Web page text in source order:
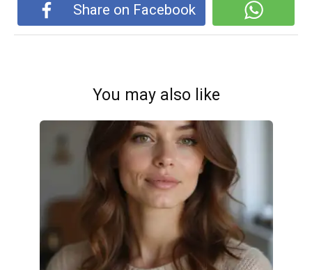
Share on Facebook
You may also like